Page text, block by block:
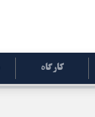
کارگاه